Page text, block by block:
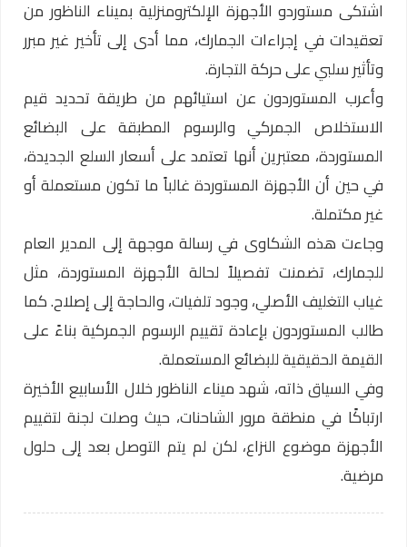
اشتكى مستوردو الأجهزة الإلكترومنزلية بميناء الناظور من
تعقيدات في إجراءات الجمارك، مما أدى إلى تأخير غير مبرر
وتأثير سلبي على حركة التجارة.
وأعرب المستوردون عن استيائهم من طريقة تحديد قيم
الاستخلاص الجمركي والرسوم المطبقة على البضائع
المستوردة، معتبرين أنها تعتمد على أسعار السلع الجديدة،
في حين أن الأجهزة المستوردة غالباً ما تكون مستعملة أو
غير مكتملة.
وجاءت هذه الشكاوى في رسالة موجهة إلى المدير العام
للجمارك، تضمنت تفصيلاً لحالة الأجهزة المستوردة، مثل
غياب التغليف الأصلي، وجود تلفيات، والحاجة إلى إصلاح. كما
طالب المستوردون بإعادة تقييم الرسوم الجمركية بناءً على
القيمة الحقيقية للبضائع المستعملة.
وفي السياق ذاته، شهد ميناء الناظور خلال الأسابيع الأخيرة
ارتباكًا في منطقة مرور الشاحنات، حيث وصلت لجنة لتقييم
الأجهزة موضوع النزاع، لكن لم يتم التوصل بعد إلى حلول
مرضية.